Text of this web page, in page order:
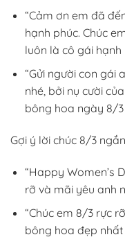
“Cảm ơn em đã
hạnh phúc. Chúc
luôn là cô gái hạnh
“Gửi người con gái
nhé, bởi nụ cười
bông hoa ngày 8/3
Gợi ý lời chúc 8/3
“Happy Women’s
rỡ và mãi yêu anh
“Chúc em 8/3 rực
bông hoa đẹp